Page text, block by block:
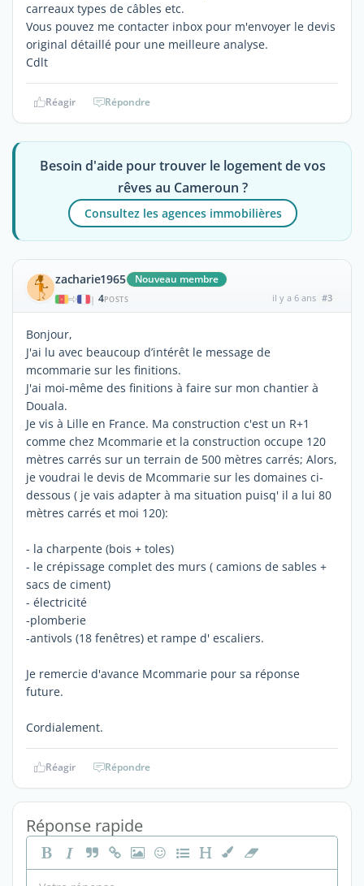
carreaux types de câbles etc.
Vous pouvez me contacter inbox pour m'envoyer le devis
original détaillé pour une meilleure analyse.
Cdlt
Réagir Répondre
Besoin d'aide pour trouver le logement de vos
rêves au Cameroun ?
Consultez les agences immobilières
zacharie1965 Nouveau membre
| 4POSTS il y a 6 ans #3
Bonjour,
J'ai lu avec beaucoup d’intérêt le message de
mcommarie sur les finitions.
J'ai moi-même des finitions à faire sur mon chantier à
Douala.
Je vis à Lille en France. Ma construction c'est un R+1
comme chez Mcommarie et la construction occupe 120
mètres carrés sur un terrain de 500 mètres carrés; Alors,
je voudrai le devis de Mcommarie sur les domaines ci-
dessous ( je vais adapter à ma situation puisq' il a lui 80
mètres carrés et moi 120):
- la charpente (bois + toles)
- le crépissage complet des murs ( camions de sables +
sacs de ciment)
- électricité
-plomberie
-antivols (18 fenêtres) et rampe d' escaliers.
Je remercie d'avance Mcommarie pour sa réponse
future.
Cordialement.
Réagir Répondre
Réponse rapide